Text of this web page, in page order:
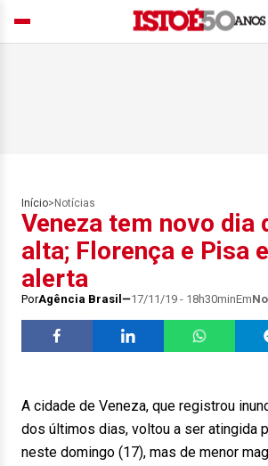
Início> Notícias
Veneza tem novo dia
alta; Florença e Pisa
alerta
PorAgência Brasil 17/11/19 - 18h30minEm
A cidade de Veneza, que registrou
dos últimos dias, voltou a ser atingida
neste domingo (17), mas de menor